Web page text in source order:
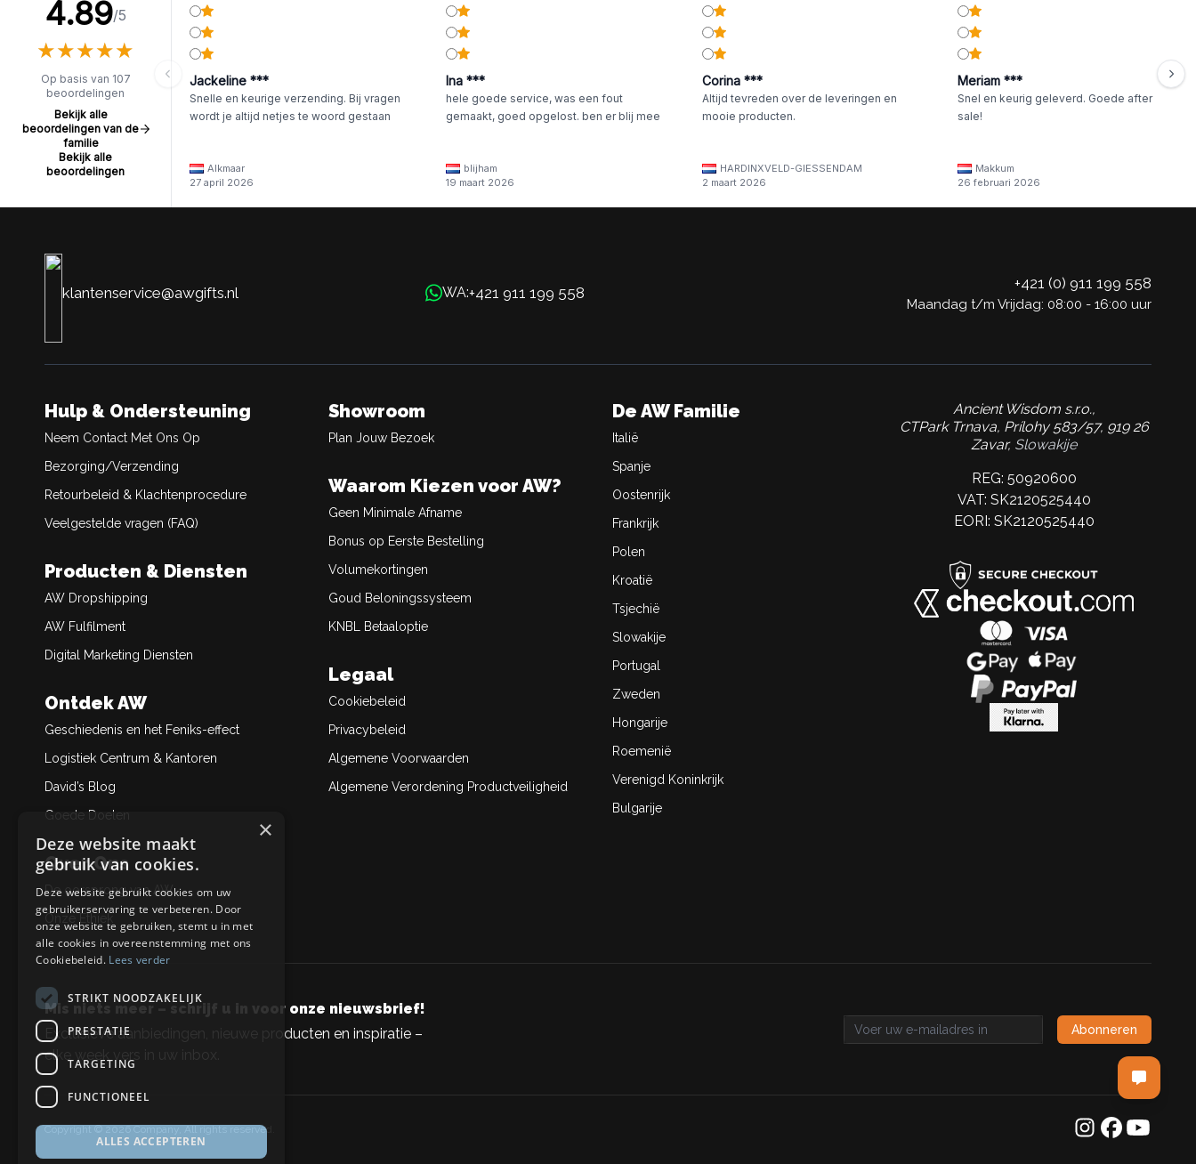
4.89/5
★★★★★
★★★★★
Op basis van 107
beoordelingen
Bekijk alle
beoordelingen van de
familie
Bekijk alle
beoordelingen
Jackeline ***
Snelle en keurige verzending. Bij vragen
wordt je altijd netjes te woord gestaan
Alkmaar
27 april 2026
Ina ***
hele goede service, was een fout
gemaakt, goed opgelost. ben er blij mee
blijham
19 maart 2026
Corina ***
Altijd tevreden over de leveringen en
mooie producten.
HARDINXVELD-GIESSENDAM
2 maart 2026
Meriam ***
Snel en keurig geleverd. Goede after
sale!
Makkum
26 februari 2026
klantenservice@awgifts.nl WA:+421 911 199 558
+421 (0) 911 199 558
Maandag t/m Vrijdag: 08:00 - 16:00 uur
Hulp & Ondersteuning
Neem Contact Met Ons Op
Bezorging/Verzending
Retourbeleid & Klachtenprocedure
Veelgestelde vragen (FAQ)
Producten & Diensten
AW Dropshipping
AW Fulfilment
Digital Marketing Diensten
Ontdek AW
Geschiedenis en het Feniks-effect
Logistiek Centrum & Kantoren
David’s Blog
Goede Doelen
Over Ons
De oorsprong van AW
Showroom
Plan Jouw Bezoek
Waarom Kiezen voor AW?
Geen Minimale Afname
Bonus op Eerste Bestelling
Volumekortingen
Goud Beloningssysteem
KNBL Betaaloptie
Legaal
Cookiebeleid
Privacybeleid
Algemene Voorwaarden
Algemene Verordening Productveiligheid
De AW Familie
Italië
Spanje
Oostenrijk
Frankrijk
Polen
Kroatië
Tsjechië
Slowakije
Portugal
Zweden
Hongarije
Roemenië
Verenigd Koninkrijk
Bulgarije
Ancient Wisdom s.r.o.,
CTPark Trnava, Prílohy 583/57, 919 26
Zavar, Slowakije
REG: 50920600
VAT: SK2120525440
EORI: SK2120525440
Mis niets meer – schrijf u in voor onze nieuwsbrief!
Exclusieve aanbiedingen, nieuwe producten en inspiratie –
elke week vers in uw inbox.
Email address
Abonneren
Copyright © 2026 Company, All rights reserved.
×
Deze website maakt
gebruik van cookies.
Deze website gebruikt cookies om uw
gebruikerservaring te verbeteren. Door
onze website te gebruiken, stemt u in met
alle cookies in overeenstemming met ons
Cookiebeleid. Lees verder
STRIKT NOODZAKELIJK
PRESTATIE
TARGETING
FUNCTIONEEL
ALLES ACCEPTEREN